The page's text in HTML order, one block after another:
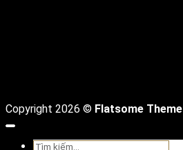
Copyright 2026 © Flatsome Theme
Tìm